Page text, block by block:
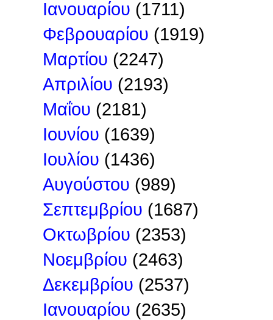
Ιανουαρίου (1711)
Φεβρουαρίου (1919)
Μαρτίου (2247)
Απριλίου (2193)
Μαΐου (2181)
Ιουνίου (1639)
Ιουλίου (1436)
Αυγούστου (989)
Σεπτεμβρίου (1687)
Οκτωβρίου (2353)
Νοεμβρίου (2463)
Δεκεμβρίου (2537)
Ιανουαρίου (2635)